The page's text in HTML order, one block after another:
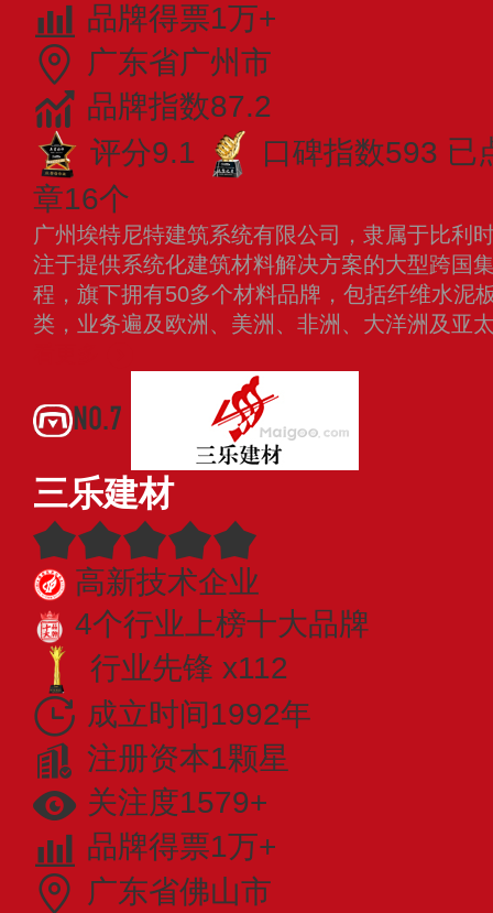
品牌得票1万+
广东省广州市
品牌指数87.2
评分9.1
口碑指数593 已
章16个
广州埃特尼特建筑系统有限公司，隶属于比利
注于提供系统化建筑材料解决方案的大型跨国
程，旗下拥有50多个材料品牌，包括纤维水泥
类，业务遍及欧洲、美洲、非洲、大洋洲及亚
NO.7
三乐建材
高新技术企业
4个行业上榜十大品牌
行业先锋 x112
成立时间1992年
注册资本1颗星
关注度1579+
品牌得票1万+
广东省佛山市